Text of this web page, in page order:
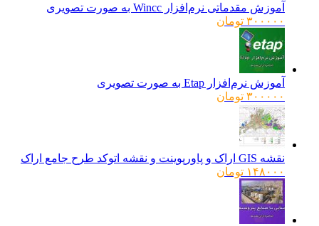
آموزش مقدماتی نرم‌افزار Wincc به صورت تصویری
۳۰۰۰۰۰ تومان
آموزش نرم‌افزار Etap به صورت تصویری
۳۰۰۰۰۰ تومان
نقشه GIS اراک و پاورپوینت و نقشه اتوکد طرح جامع اراک
۱۴۸۰۰۰ تومان